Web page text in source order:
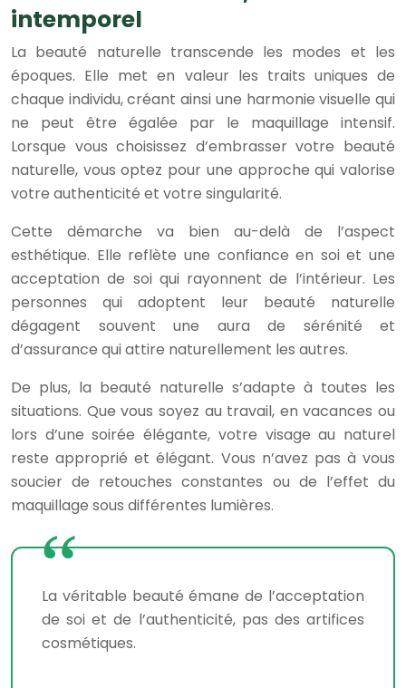
intemporel
La beauté naturelle transcende les modes et les
époques. Elle met en valeur les traits uniques de
chaque individu, créant ainsi une harmonie visuelle qui
ne peut être égalée par le maquillage intensif.
Lorsque vous choisissez d’embrasser votre beauté
naturelle, vous optez pour une approche qui valorise
votre authenticité et votre singularité.
Cette démarche va bien au-delà de l’aspect
esthétique. Elle reflète une confiance en soi et une
acceptation de soi qui rayonnent de l’intérieur. Les
personnes qui adoptent leur beauté naturelle
dégagent souvent une aura de sérénité et
d’assurance qui attire naturellement les autres.
De plus, la beauté naturelle s’adapte à toutes les
situations. Que vous soyez au travail, en vacances ou
lors d’une soirée élégante, votre visage au naturel
reste approprié et élégant. Vous n’avez pas à vous
soucier de retouches constantes ou de l’effet du
maquillage sous différentes lumières.
La véritable beauté émane de l’acceptation
de soi et de l’authenticité, pas des artifices
cosmétiques.